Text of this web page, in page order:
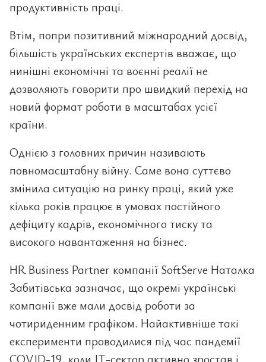
продуктивність праці.
Втім, попри позитивний міжнародний досвід,
більшість українських експертів вважає, що
нинішні економічні та воєнні реалії не
дозволяють говорити про швидкий перехід на
новий формат роботи в масштабах усієї
країни.
Однією з головних причин називають
повномасштабну війну. Саме вона суттєво
змінила ситуацію на ринку праці, який уже
кілька років працює в умовах постійного
дефіциту кадрів, економічного тиску та
високого навантаження на бізнес.
HR Business Partner компанії SoftServe Наталка
Забитівська зазначає, що окремі українські
компанії вже мали досвід роботи за
чотириденним графіком. Найактивніше такі
експерименти проводилися під час пандемії
COVID-19, коли ІТ-сектор активно зростав і